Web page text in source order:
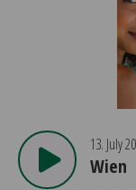
13. July
Wien